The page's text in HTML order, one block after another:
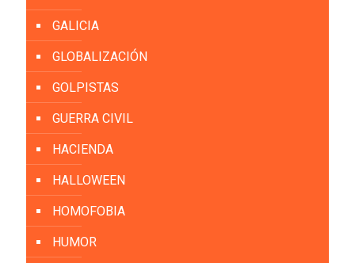
GALICIA
GLOBALIZACIÓN
GOLPISTAS
GUERRA CIVIL
HACIENDA
HALLOWEEN
HOMOFOBIA
HUMOR